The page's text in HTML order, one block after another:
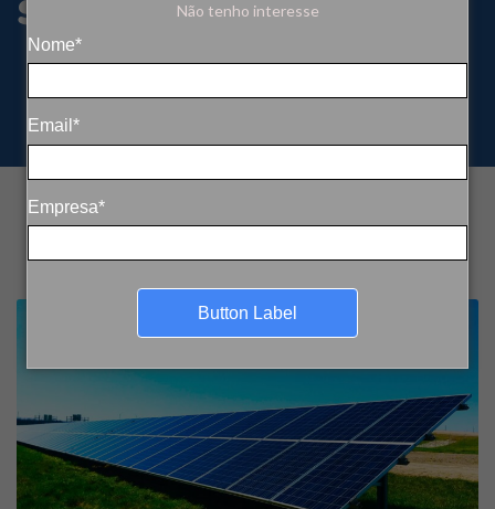
Não tenho interesse
Nome*
Email*
Empresa*
Button Label